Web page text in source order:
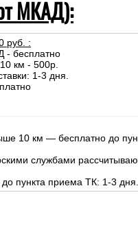
МКАД):
руб. :
- бесплатно
км - 500р.
1-3 дня.
10 км — бесплатно до
службами
до пункта приема ТК: 1-3 дня.